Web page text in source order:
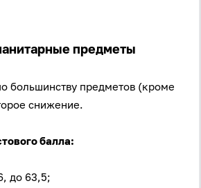
предметы
большинству предметов (кроме
снижение.
балла:
до 63,5;